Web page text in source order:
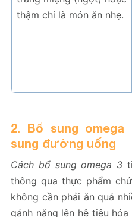
thậm chí là món ăn nhẹ.
2. Bổ sung
sung đường uống
Cách bổ sung omega 3
thông qua thực phẩm
không cần phải ăn quá
gánh nặng lên hệ tiêu